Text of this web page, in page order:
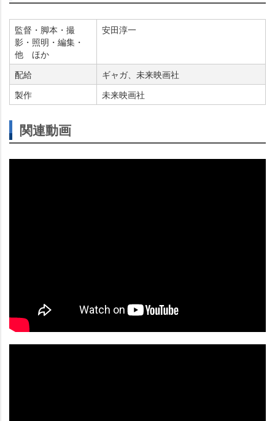
監督・脚本・撮
影・照明・編集・
他 ほか
安田淳一
配給
ギャガ、未来映画社
製作
未来映画社
関連動画